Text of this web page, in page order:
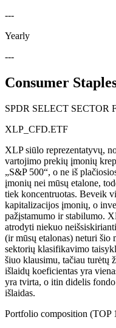
---
Yearly
---
Consumer
SPDR SELECT SECTOR
XLP_CFD.ETF
XLP siūlo reprezentatyvų,
vartojimo prekių įmonių
„S&P 500“, o ne iš
įmonių nei mūsų etalone,
tiek koncentruotas. Beveik
kapitalizacijos įmonių, o
pažįstamumo ir stabilumo.
atrodyti niekuo
(ir mūsų etalonas) neturi
sektorių klasifikavimo
šiuo klausimu, tačiau turėtų
išlaidų koeficientas yra
yra tvirta, o itin didelis
išlaidas.
Portfolio composition (TOP